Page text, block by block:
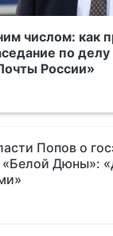
числом: как
по делу
России»
Попов о
«Белой Дюны»: